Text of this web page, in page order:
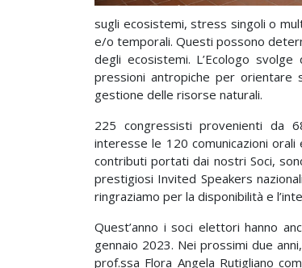
sugli ecosistemi, stress singoli o
e/o temporali. Questi possono
degli ecosistemi. L’Ecologo
pressioni antropiche per orientare
gestione delle risorse naturali.
225 congressisti provenienti da
interesse le 120 comunicazioni orali
contributi portati dai nostri Soci,
prestigiosi Invited Speakers
ringraziamo per la disponibilità e
Quest’anno i soci elettori hanno
gennaio 2023. Nei prossimi due
prof.ssa Flora Angela Rutigliano